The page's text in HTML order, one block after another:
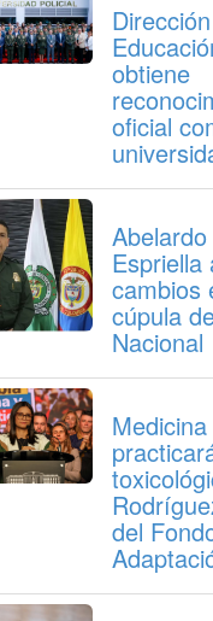
obtiene
oficial
Espriella
cambios
cúpula
Nacional
del